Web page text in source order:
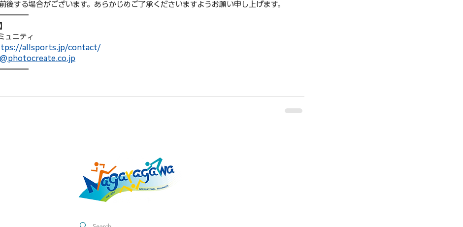
後する場合がございます。あらかじめご了承くださいますようお願い申し上げます。
】
ュニティ
allsports.jp/contact/